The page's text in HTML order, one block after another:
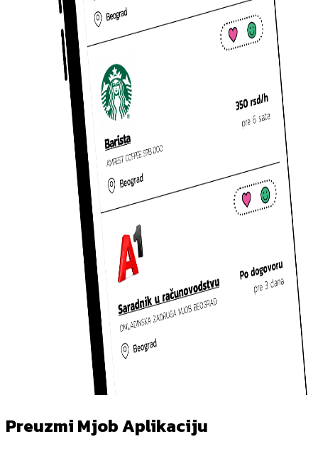
Preuzmi Mjob Aplikaciju